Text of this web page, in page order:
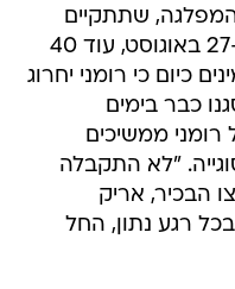
המפלגה, שתתקיים
השנה בטמפה שבפלורידה, ב-27 באוגוסט, עוד 40
כיום כי רומני יחרוג
כבר בימים
רומני ממשיכים
"לא התקבלה
הבכיר, אריק
רגע נתון, החל